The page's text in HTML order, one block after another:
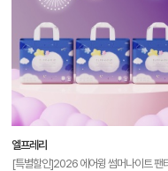
엘프레리
[특별할인]2026 에어윙 썸머나이트 팬